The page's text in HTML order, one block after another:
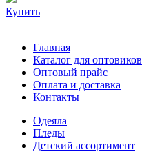
Купить
Главная
Каталог для оптовиков
Оптовый прайс
Оплата и доставка
Контакты
Одеяла
Пледы
Детский ассортимент